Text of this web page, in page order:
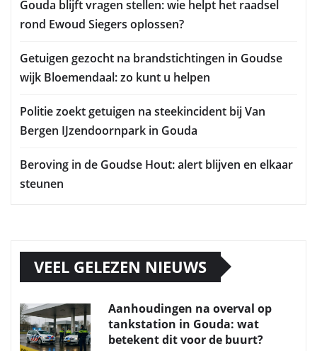
Gouda blijft vragen stellen: wie helpt het raadsel
rond Ewoud Siegers oplossen?
Getuigen gezocht na brandstichtingen in Goudse
wijk Bloemendaal: zo kunt u helpen
Politie zoekt getuigen na steekincident bij Van
Bergen IJzendoornpark in Gouda
Beroving in de Goudse Hout: alert blijven en elkaar
steunen
VEEL GELEZEN NIEUWS
Aanhoudingen na overval op
tankstation in Gouda: wat
betekent dit voor de buurt?